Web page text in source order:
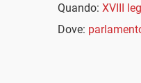
Quando: XVIII
Dove: